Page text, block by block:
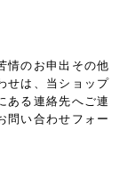
情のお申出その他
せは、当ショップ
ある連絡先へご連
問い合わせフォー